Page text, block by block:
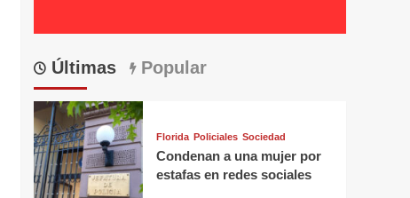
Últimas Popular
Florida Policiales Sociedad
Condenan a una mujer por
estafas en redes sociales